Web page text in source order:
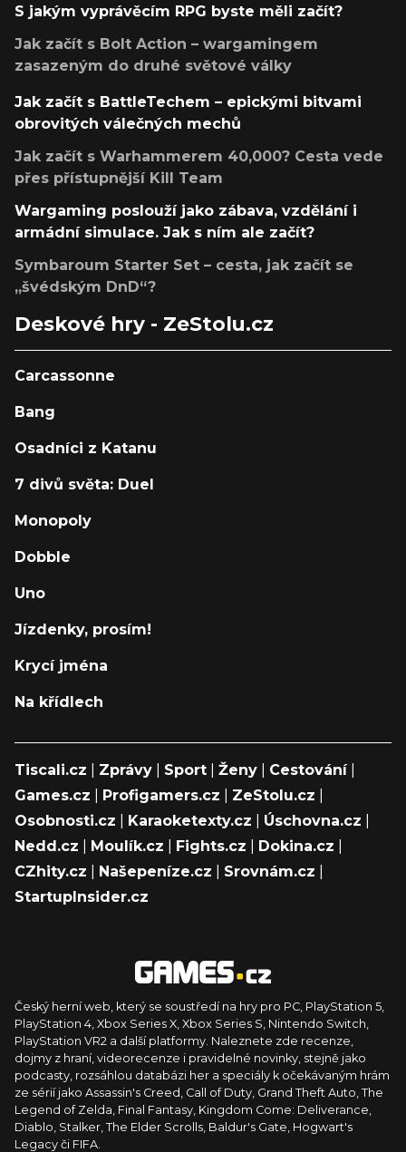
S jakým vyprávěcím RPG byste měli začít?
Jak začít s Bolt Action – wargamingem
zasazeným do druhé světové války
Jak začít s BattleTechem – epickými bitvami
obrovitých válečných mechů
Jak začít s Warhammerem 40,000? Cesta vede
přes přístupnější Kill Team
Wargaming poslouží jako zábava, vzdělání i
armádní simulace. Jak s ním ale začít?
Symbaroum Starter Set – cesta, jak začít se
„švédským DnD“?
Deskové hry - ZeStolu.cz
Carcassonne
Bang
Osadníci z Katanu
7 divů světa: Duel
Monopoly
Dobble
Uno
Jízdenky, prosím!
Krycí jména
Na křídlech
Tiscali.cz Zprávy Sport Ženy Cestování|
Games.cz
Profigamers.cz ZeStolu.cz
Osobnosti.cz
Karaoketexty.cz Úschovna.cz
Nedd.cz
Moulík.cz Fights.cz Dokina.cz
CZhity.cz
Našepeníze.cz Srovnám.cz
StartupInsider.cz
Český herní web, který se soustředí na hry pro PC, PlayStation 5,
PlayStation 4, Xbox Series X, Xbox Series S, Nintendo Switch,
PlayStation VR2 a další platformy. Naleznete zde recenze,
dojmy z hraní, videorecenze i pravidelné novinky, stejně jako
podcasty, rozsáhlou databázi her a speciály k očekávaným hrám
ze sérií jako Assassin's Creed, Call of Duty, Grand Theft Auto, The
Legend of Zelda, Final Fantasy, Kingdom Come: Deliverance,
Diablo, Stalker, The Elder Scrolls, Baldur's Gate, Hogwart's
Legacy či FIFA.